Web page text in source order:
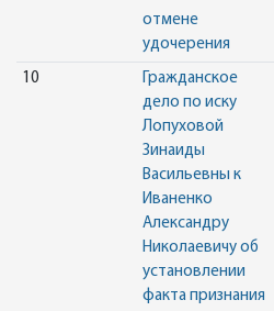
отмене
удочерения
10
Гражданское
дело по иску
Лопуховой
Зинаиды
Васильевны к
Иваненко
Александру
Николаевичу об
установлении
факта признания